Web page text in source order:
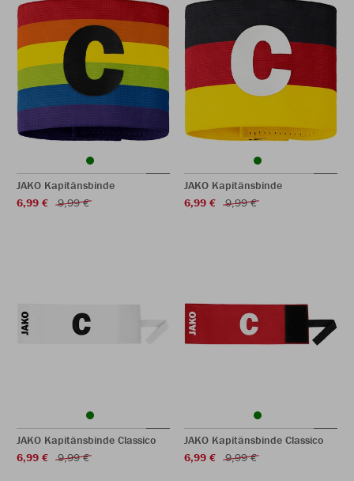
JAKO Kapitänsbinde
6,99 €
9,99 €
JAKO Kapitänsbinde
6,99 €
9,99 €
JAKO Kapitänsbinde Classico
6,99 €
9,99 €
JAKO Kapitänsbinde Classico
6,99 €
9,99 €